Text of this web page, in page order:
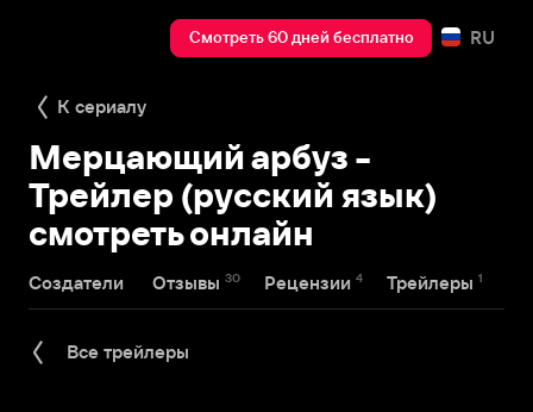
Смотреть 60 дней бесплатно RU
К сериалу
Мерцающий арбуз -
Трейлер (русский язык)
смотреть онлайн
Создатели Отзывы 30 Рецензии 4 Трейлеры 1
Все трейлеры